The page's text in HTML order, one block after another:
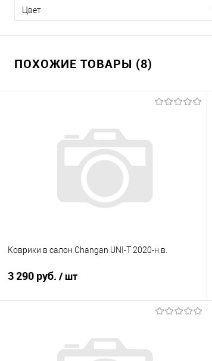
Цвет
ПОХОЖИЕ ТОВАРЫ (8)
Коврики в салон Changan UNI-T 2020-н.в.
3 290 руб. / шт
Купить в 1 клик
Сравнение